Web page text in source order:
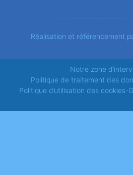
Réalisation et référencement
Notre zone
Politique de traitement des
Politique d’utilisation des cookies-